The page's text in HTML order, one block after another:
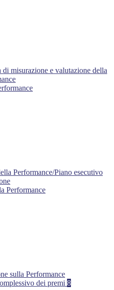
di misurazione e valutazione della
Performance/Piano esecutivo
Performance
sulla Performance
dei premi 8